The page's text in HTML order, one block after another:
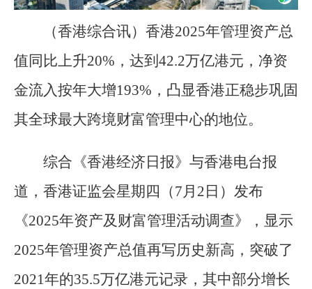
（香港综合讯）香港2025年管理资产总
值同比上升20%，达到42.2万亿港元，净资
金流入按年大增193%，凸显香港正稳步巩固
其全球最大跨境财富管理中心的地位。
综合《香港经济日报》与香港电台报
道，香港证监会星期四（7月2日）发布
《2025年资产及财富管理活动调查》，显示
2025年管理资产总值再写历史新高，突破了
2021年的35.5万亿港元记录，其中部分增长